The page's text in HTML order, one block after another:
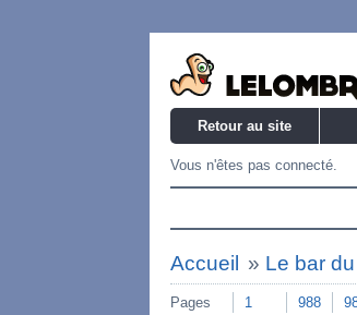
Retour au site
Vous n'êtes pas connecté.
Accueil » Le bar
Pages 1 988